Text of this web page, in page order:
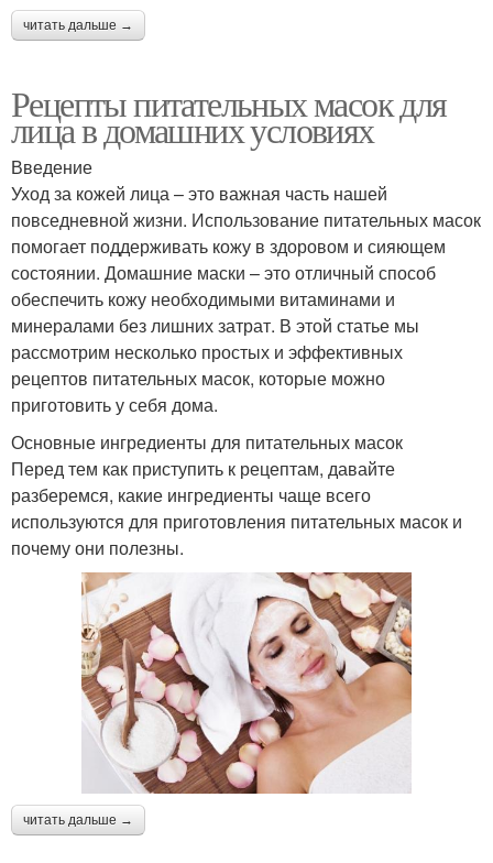
читать дальше →
Рецепты питательных масок для
лица в домашних условиях
Введение
Уход за кожей лица – это важная часть нашей
повседневной жизни. Использование питательных масок
помогает поддерживать кожу в здоровом и сияющем
состоянии. Домашние маски – это отличный способ
обеспечить кожу необходимыми витаминами и
минералами без лишних затрат. В этой статье мы
рассмотрим несколько простых и эффективных
рецептов питательных масок, которые можно
приготовить у себя дома.
Основные ингредиенты для питательных масок
Перед тем как приступить к рецептам, давайте
разберемся, какие ингредиенты чаще всего
используются для приготовления питательных масок и
почему они полезны.
читать дальше →